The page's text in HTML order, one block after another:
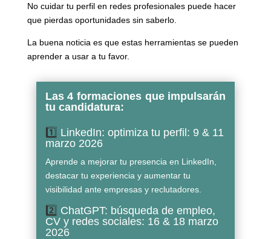
No cuidar tu perfil en redes profesionales puede hacer
que pierdas oportunidades sin saberlo.
La buena noticia es que estas herramientas se pueden
aprender a usar a tu favor.
Las 4 formaciones que impulsarán
tu candidatura:
1️⃣ LinkedIn: optimiza tu perfil: 9 & 11
marzo 2026
Aprende a mejorar tu presencia en LinkedIn
destacar tu experiencia y aumentar tu
visibilidad ante empresas y reclutadores.
2️⃣ ChatGPT: búsqueda de empleo,
CV y redes sociales: 16 & 18 marzo
2026